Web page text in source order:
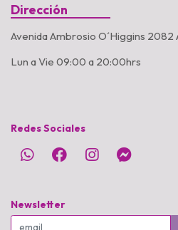
Dirección
Avenida Ambrosio O´Higgins 2082
Lun a Vie 09:00 a 20:00hrs
Redes Sociales
Newsletter